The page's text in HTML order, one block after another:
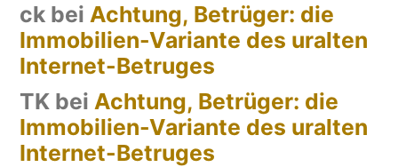
ck bei Achtung, Betrüger: die
Immobilien-Variante des uralten
Internet-Betruges
TK bei Achtung, Betrüger: die
Immobilien-Variante des uralten
Internet-Betruges